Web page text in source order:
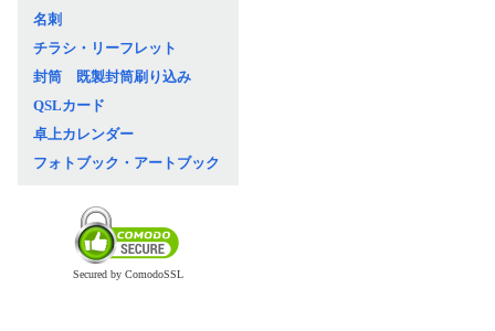
名刺
チラシ・リーフレット
封筒 既製封筒刷り込み
QSLカード
卓上カレンダー
フォトブック・アートブック
Secured by ComodoSSL